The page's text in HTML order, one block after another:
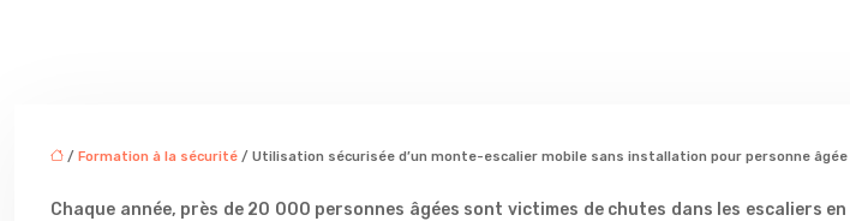
/ Formation à la sécurité / Utilisation sécurisée d’un monte-escalier mobile sans installation pour personne âgée
Chaque année, près de 20 000 personnes âgées sont victimes de chutes dans les escaliers